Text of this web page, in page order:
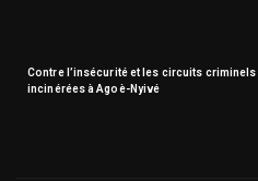
Contre l’insécurité et les circuits
incinérées à Agoè-Nyivé